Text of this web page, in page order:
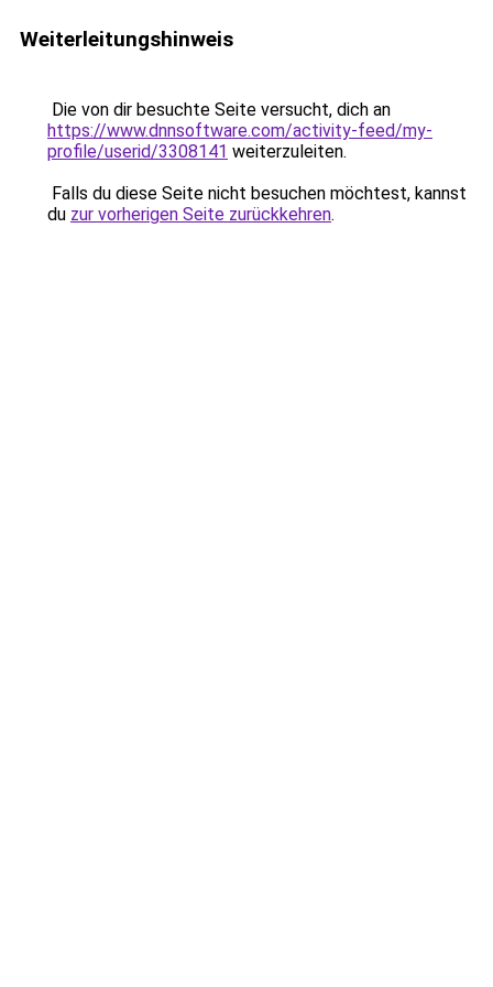
Weiterleitungshinweis
Die von dir besuchte Seite versucht, dich an
https://www.dnnsoftware.com/activity-feed/my-
profile/userid/3308141 weiterzuleiten.
Falls du diese Seite nicht besuchen möchtest, kannst
du zur vorherigen Seite zurückkehren.